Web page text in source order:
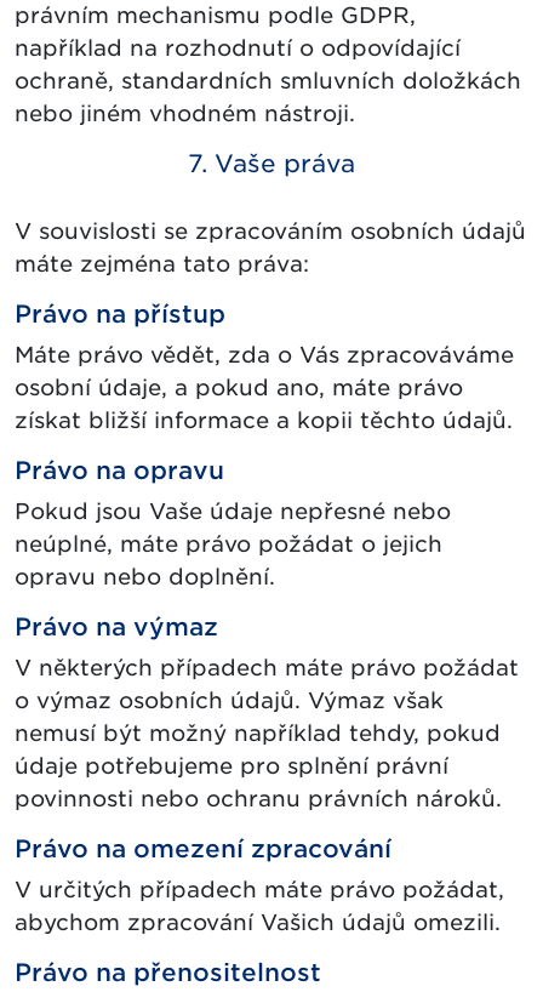
právním mechanismu podle GDPR,
například na rozhodnutí o odpovídající
ochraně, standardních smluvních doložkách
nebo jiném vhodném nástroji.
7. Vaše práva
V souvislosti se zpracováním osobních údajů
máte zejména tato práva:
Právo na přístup
Máte právo vědět, zda o Vás zpracováváme
osobní údaje, a pokud ano, máte právo
získat bližší informace a kopii těchto údajů.
Právo na opravu
Pokud jsou Vaše údaje nepřesné nebo
neúplné, máte právo požádat o jejich
opravu nebo doplnění.
Právo na výmaz
V některých případech máte právo požádat
o výmaz osobních údajů. Výmaz však
nemusí být možný například tehdy, pokud
údaje potřebujeme pro splnění právní
povinnosti nebo ochranu právních nároků.
Právo na omezení zpracování
V určitých případech máte právo požádat,
abychom zpracování Vašich údajů omezili.
Právo na přenositelnost